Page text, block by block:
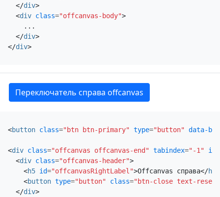
</div>
<div class="offcanvas-body">
    ...
</div>
</div>
Переключатель справа offcanvas
<button class="btn btn-primary" type="button" data-
<div class="offcanvas offcanvas-end" tabindex="-1" id
<div class="offcanvas-header">
<h5 id="offcanvasRightLabel">Offcanvas справа</h5
<button type="button" class="btn-close text-reset"
</div>